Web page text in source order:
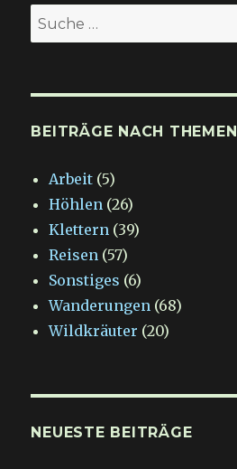
Suche
nach:
BEITRÄGE NACH THEMEN
Arbeit (5)
Höhlen (26)
Klettern (39)
Reisen (57)
Sonstiges (6)
Wanderungen (68)
Wildkräuter (20)
NEUESTE BEITRÄGE